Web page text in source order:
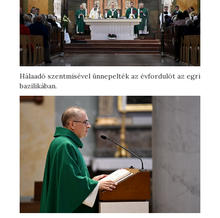
Hálaadó szentmisével ünnepelték az évfordulót az egri
bazilikában.